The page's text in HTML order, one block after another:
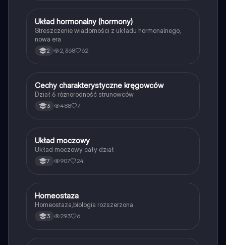
Biologia
Układ hormonalny (hormony)
Streszczenie wiadomości z układu hormonalnego,
nowa era
2 2,368 62
Biologia
Cechy charakterystyczne kręgowców
Dział 6 różnorodność strunowców
3 488 7
Biologia
Układ moczowy
Układ moczowy cały dział
7 907 24
Biologia
Homeostaza
Homeostaza,biologia rozszerzona
3 293 6